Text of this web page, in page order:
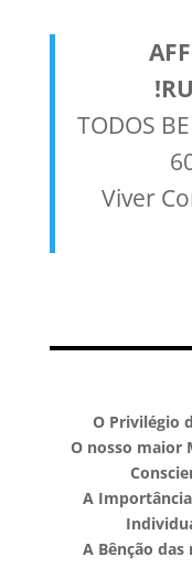
TODOS
Viver
O Privilégio
O nosso maior
A
A Bênção das